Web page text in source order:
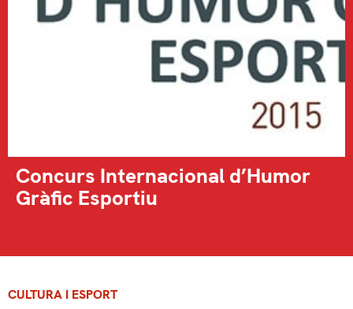
Concurs Internacional d’Humor
Gràfic Esportiu
CULTURA I ESPORT